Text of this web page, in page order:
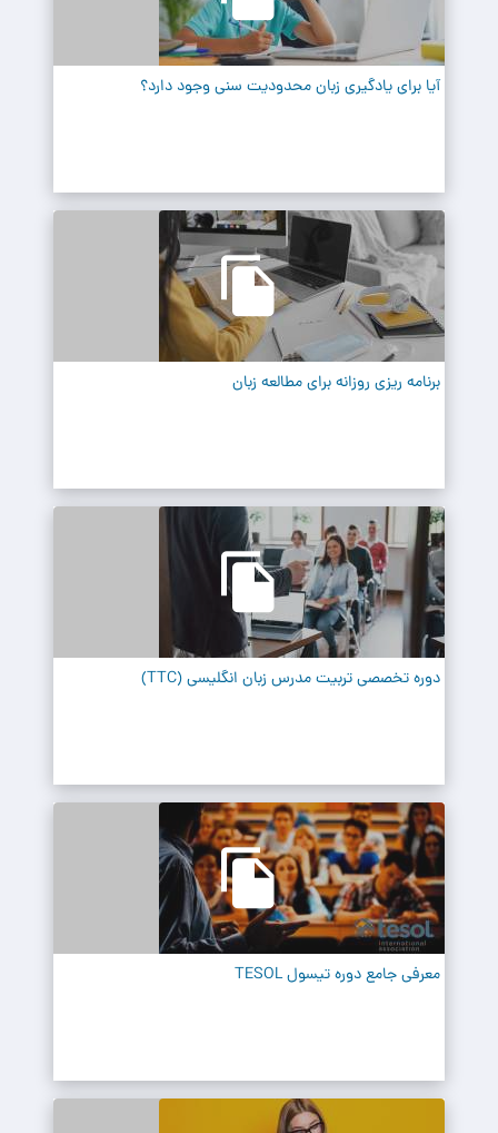
آیا برای یادگیری زبان محدودیت سنی وجود دارد؟
برنامه ریزی روزانه برای مطالعه زبان
دوره تخصصی تربیت مدرس زبان انگلیسی (TTC)
معرفی جامع دوره تیسول TESOL